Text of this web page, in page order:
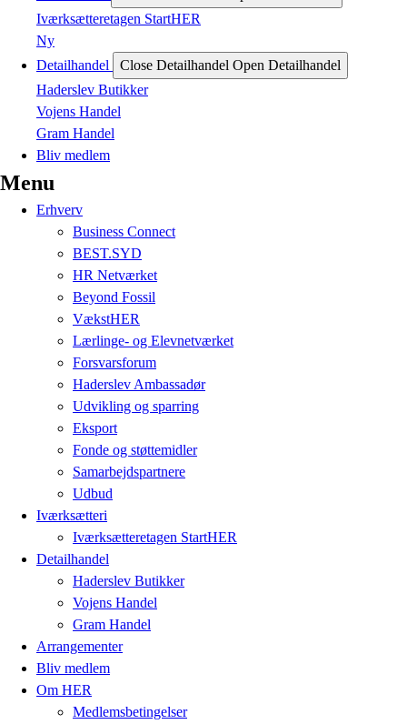
Iværksætteretagen StartHER
Ny
Detailhandel
Close Detailhandel Open Detailhandel
Haderslev Butikker
Vojens Handel
Gram Handel
Bliv medlem
Menu
Erhverv
Business Connect
BEST.SYD
HR Netværket
Beyond Fossil
VækstHER
Lærlinge- og Elevnetværket
Forsvarsforum
Haderslev Ambassadør
Udvikling og sparring
Eksport
Fonde og støttemidler
Samarbejdspartnere
Udbud
Iværksætteri
Iværksætteretagen StartHER
Detailhandel
Haderslev Butikker
Vojens Handel
Gram Handel
Arrangementer
Bliv medlem
Om HER
Medlemsbetingelser